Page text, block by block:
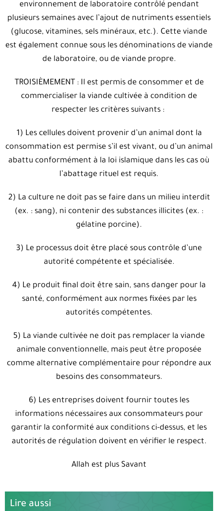
environnement de laboratoire contrôlé pendant
plusieurs semaines avec l’ajout de nutriments essentiels‭
(‬glucose‭, ‬vitamines‭, ‬sels minéraux‭, ‬etc‭.). ‬Cette viande
est également connue sous les dénominations de viande
de laboratoire‭, ‬ou de viande propre‭.‬
TROISIÈMEMENT ‭ : ‬Il est permis de consommer et de
commercialiser la viande cultivée à condition de
respecter les critères suivants‭ : ‬
1‭)‬ Les cellules doivent provenir d’un animal dont la
consommation est permise s’il est vivant‭, ‬ou d’un animal
abattu conformément à la loi islamique dans les cas où
l’abattage rituel est requis‭.‬
2‭)‬ La culture ne doit pas se faire dans un milieu interdit‭
(‬ex‭. : ‬sang‭), ‬ni contenir des substances illicites‭ (‬ex‭. :
‬gélatine porcine‭).‬
3‭)‬ Le processus doit être placé sous contrôle d’une
autorité compétente et spécialisée‭.‬
4‭)‬ Le produit final doit être sain‭, ‬sans danger pour la
santé‭, ‬conformément aux normes fixées par les
autorités compétentes‭.‬
5‭)‬ La viande cultivée ne doit pas remplacer la viande
animale conventionnelle‭, ‬mais peut être proposée
comme alternative complémentaire pour répondre aux
besoins des consommateurs‭.‬
6‭)‬ Les entreprises doivent fournir toutes les
informations nécessaires aux consommateurs pour
garantir la conformité aux conditions‭ ‬ci-dessus‭, ‬et les
autorités de régulation doivent en vérifier le respect‭.‬
Allah est plus Savant
Lire aussi